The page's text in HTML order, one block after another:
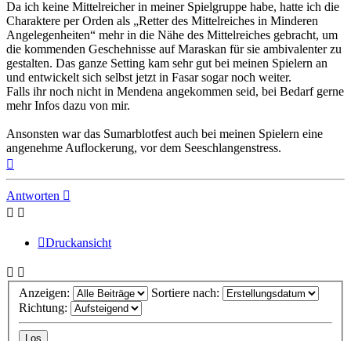
Da ich keine Mittelreicher in meiner Spielgruppe habe, hatte ich die
Charaktere per Orden als „Retter des Mittelreiches in Minderen
Angelegenheiten“ mehr in die Nähe des Mittelreiches gebracht, um
die kommenden Geschehnisse auf Maraskan für sie ambivalenter zu
gestalten. Das ganze Setting kam sehr gut bei meinen Spielern an
und entwickelt sich selbst jetzt in Fasar sogar noch weiter.
Falls ihr noch nicht in Mendena angekommen seid, bei Bedarf gerne
mehr Infos dazu von mir.
Ansonsten war das Sumarblotfest auch bei meinen Spielern eine
angenehme Auflockerung, vor dem Seeschlangenstress.
Antworten
Druckansicht
Anzeigen:
Sortiere nach:
Richtung: